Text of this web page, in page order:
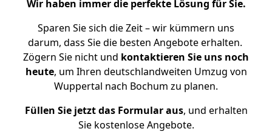
Wir haben immer die perfekte Lösung für Sie.
Sparen Sie sich die Zeit – wir kümmern uns
darum, dass Sie die besten Angebote erhalten.
Zögern Sie nicht und kontaktieren Sie uns noch
heute, um Ihren deutschlandweiten Umzug von
Wuppertal nach Bochum zu planen.
Füllen Sie jetzt das Formular aus, und erhalten
Sie kostenlose Angebote.